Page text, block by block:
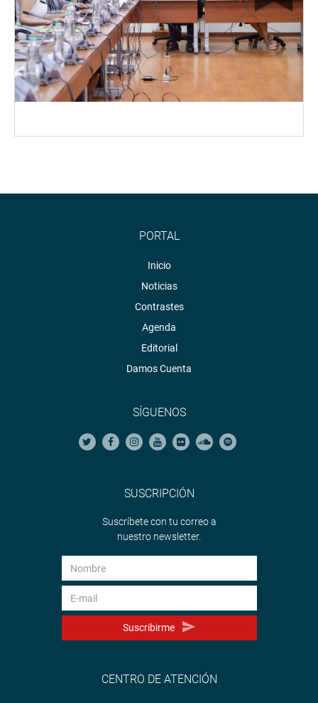
PORTAL
Inicio
Noticias
Contrastes
Agenda
Editorial
Damos Cuenta
SÍGUENOS
SUSCRIPCIÓN
Suscríbete con tu correo a
nuestro newsletter.
Suscribirme
CENTRO DE ATENCIÓN